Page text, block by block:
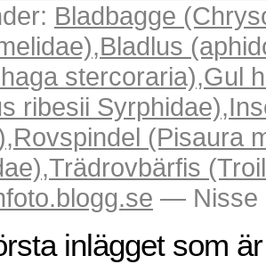
Bladbagge
,Bladlus
stercoraria),Gul
ribesii Syrphidae),
,Rovspindel (Pisaura
,Trädrovbärfis
— Nisse
inlägget som